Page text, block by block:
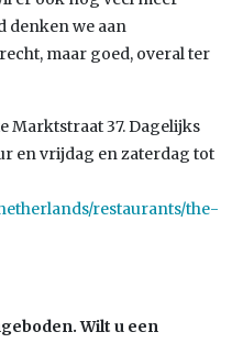
denken we aan
maar goed, overal ter
Marktstraat 37. Dagelijks
en vrijdag en zaterdag tot
restaurants/the-
Wilt u een